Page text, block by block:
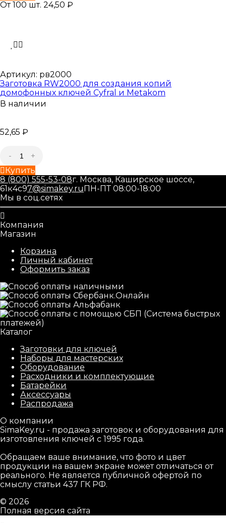
От 100 шт. 24,50 ₽
Артикул: рв2000
Заготовка RW2000 для создания копий
домофонных ключей Cyfral и Metakom
В наличии
52,65 ₽
-
+
Купить
8 (800) 555-53-08г. Москва, Каширское шоссе,
61к4с97@simakey.ru ПН-ПТ 08:00-18:00
Мы в соц.сетях
Компания
Магазин
Корзина
Личный кабинет
Оформить заказ
Каталог
Заготовки для ключей
Наборы для мастерских
Оборудование
Расходники и комплектующие
Батарейки
Аксессуары
Распродажа
О компании
SimaKey.ru - продажа заготовок и оборудования для
изготовления ключей с 1995 года.
Обращаем ваше внимание, что фото и цвет
продукции на вашем экране может отличаться от
реального. Не является публичной офертой по
смыслу статьи 437 ГК РФ.
© 2026
Полная версия сайта